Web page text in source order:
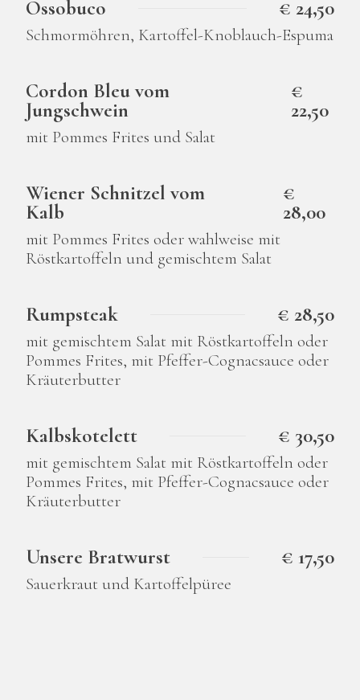
Ossobuco € 24,50
Schmormöhren, Kartoffel-Knoblauch-Espuma
Cordon Bleu vom
Jungschwein
€
22,50
mit Pommes Frites und Salat
Wiener Schnitzel vom
Kalb
€
28,00
mit Pommes Frites oder wahlweise mit
Röstkartoffeln und gemischtem Salat
Rumpsteak € 28,50
mit gemischtem Salat mit Röstkartoffeln oder
Pommes Frites, mit Pfeffer-Cognacsauce oder
Kräuterbutter
Kalbskotelett € 30,50
mit gemischtem Salat mit Röstkartoffeln oder
Pommes Frites, mit Pfeffer-Cognacsauce oder
Kräuterbutter
Unsere Bratwurst € 17,50
Sauerkraut und Kartoffelpüree